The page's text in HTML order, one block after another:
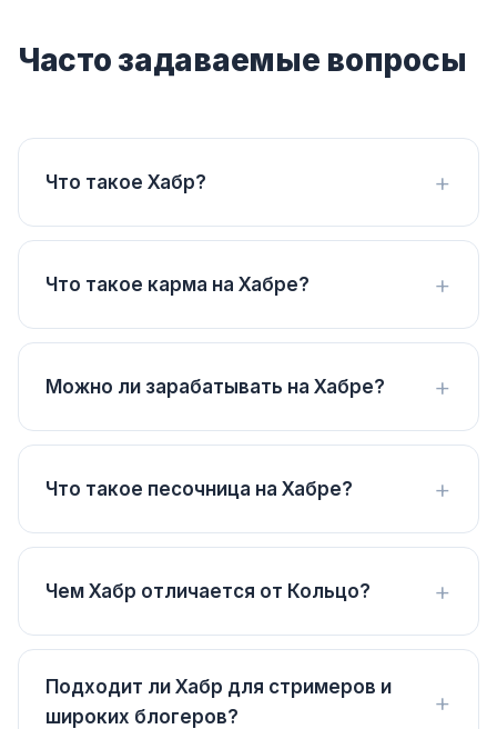
Часто задаваемые вопросы
Что такое Хабр?
Что такое карма на Хабре?
Можно ли зарабатывать на Хабре?
Что такое песочница на Хабре?
Чем Хабр отличается от Кольцо?
Подходит ли Хабр для стримеров и
широких блогеров?